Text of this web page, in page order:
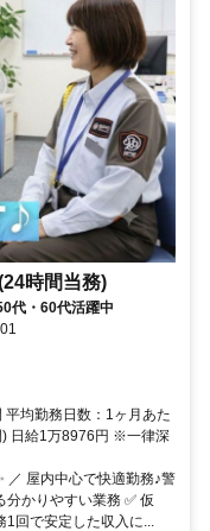
時間当務)
代・60代活躍中
均勤務日数：1ヶ月あた
) 日給1万8976円 ※一律深
／ 屋内中心で快適勤務♪警
かりやすい業務 ✅ 仮
1回で安定した収入に...